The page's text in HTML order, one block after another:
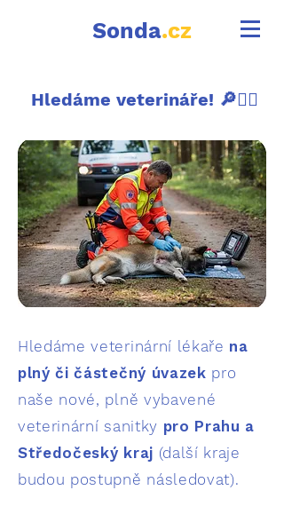
Sonda.cz
Hledáme veterináře! 🔎👩‍⚕️
Hledáme veterinární lékaře na
plný či částečný úvazek pro
naše nové, plně vybavené
veterinární sanitky pro Prahu a
Středočeský kraj (další kraje
budou postupně následovat).